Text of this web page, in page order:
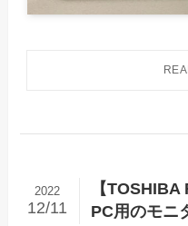
【TOSHIBA
PC用のモニ
2022
12/11